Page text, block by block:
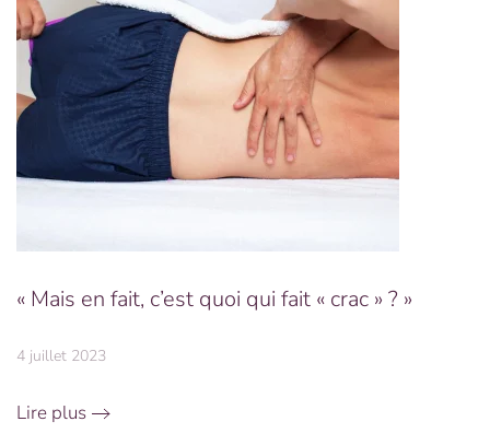
« Mais en fait, c’est quoi qui fait « crac » ? »
4 juillet 2023
Lire plus